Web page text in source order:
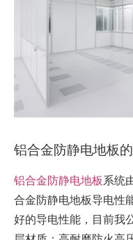
铝合金防静电地板
铝合金防静电地板系统
合金防静电地板导电性
好的导电性能，目前我